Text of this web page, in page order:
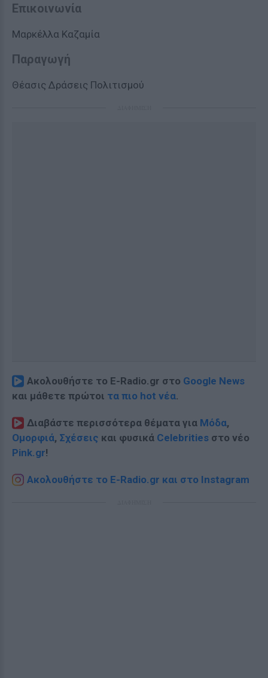
Επικοινωνία
Μαρκέλλα Καζαμία
Παραγωγή
Θέασις Δράσεις Πολιτισμού
Ακολουθήστε το E-Radio.gr στο Google News
και μάθετε πρώτοι τα πιο hot νέα.
Διαβάστε περισσότερα θέματα για Μόδα,
Ομορφιά, Σχέσεις και φυσικά Celebrities στο νέο
Pink.gr!
Ακολουθήστε το E-Radio.gr και στο Instagram